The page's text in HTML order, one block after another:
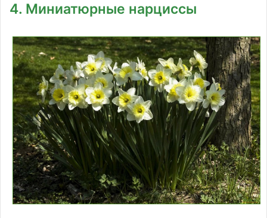
4. Миниатюрные нарциссы